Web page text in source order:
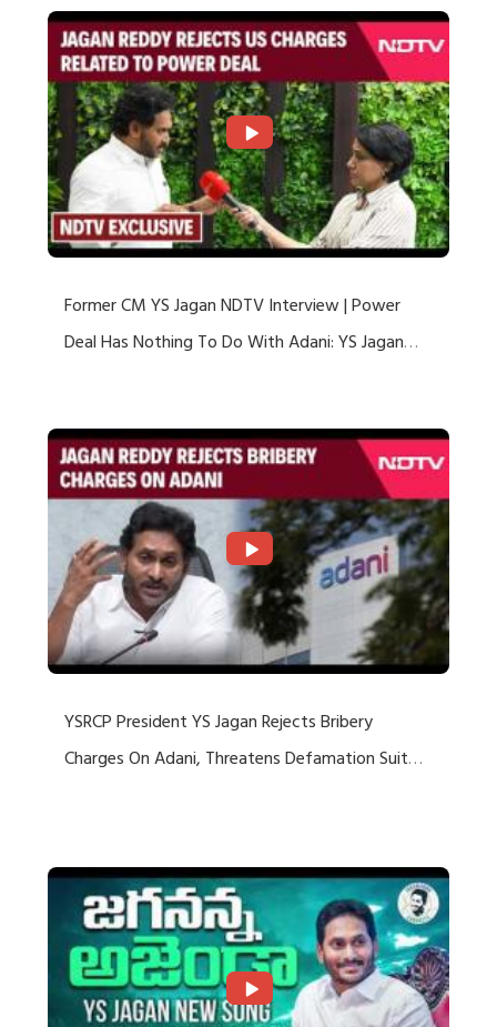
Former CM YS Jagan NDTV Interview | Power
Deal Has Nothing To Do With Adani: YS Jagan
YSRCP President YS Jagan Rejects Bribery
Charges On Adani, Threatens Defamation Suit